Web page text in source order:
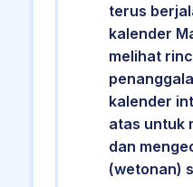
terus
kalender
melihat
kalender
atas untuk
dan
(wetonan)